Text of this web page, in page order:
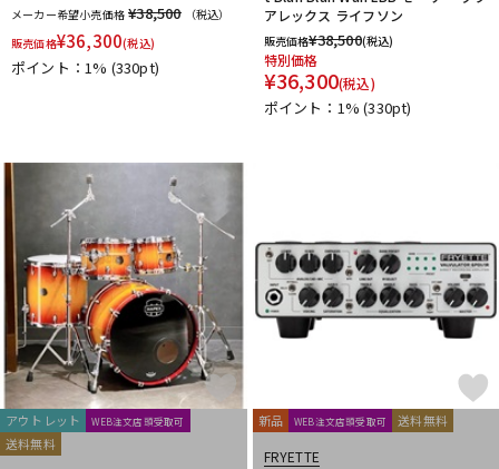
メーカー希望小売価格 ¥38,500
（税込）
販売価格¥36,300(税込)
ポイント：1% (330pt)
アレックス ライフソン
販売価格¥38,500(税込)
特別価格
¥36,300(税込)
ポイント：1%(330pt)
アウトレット WEB注文店頭受取可
送料無料
新品 WEB注文店頭受取可 送料無料
FRYETTE